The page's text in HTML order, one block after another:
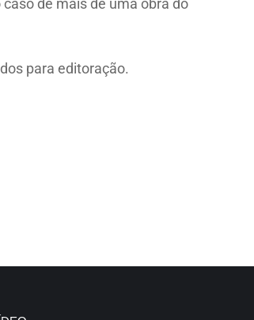
de mais de uma obra do
para editoração.